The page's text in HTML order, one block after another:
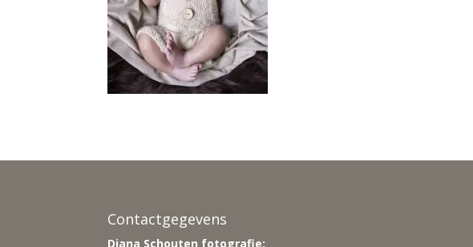
Contactgegevens
Diana Schouten fotografie: